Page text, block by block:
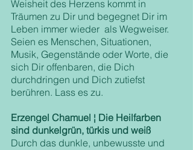
Weisheit des Herzens kommt in
Träumen zu Dir und begegnet Dir im
Leben immer wieder  als Wegweiser.
Seien es Menschen, Situationen,
Musik, Gegenstände oder Worte, die
sich Dir offenbaren, die Dich
durchdringen und Dich zutiefst
berühren. Lass es zu.
Erzengel Chamuel ¦ Die Heilfarben
sind dunkelgrün, türkis und weiß
Durch das dunkle, unbewusste und